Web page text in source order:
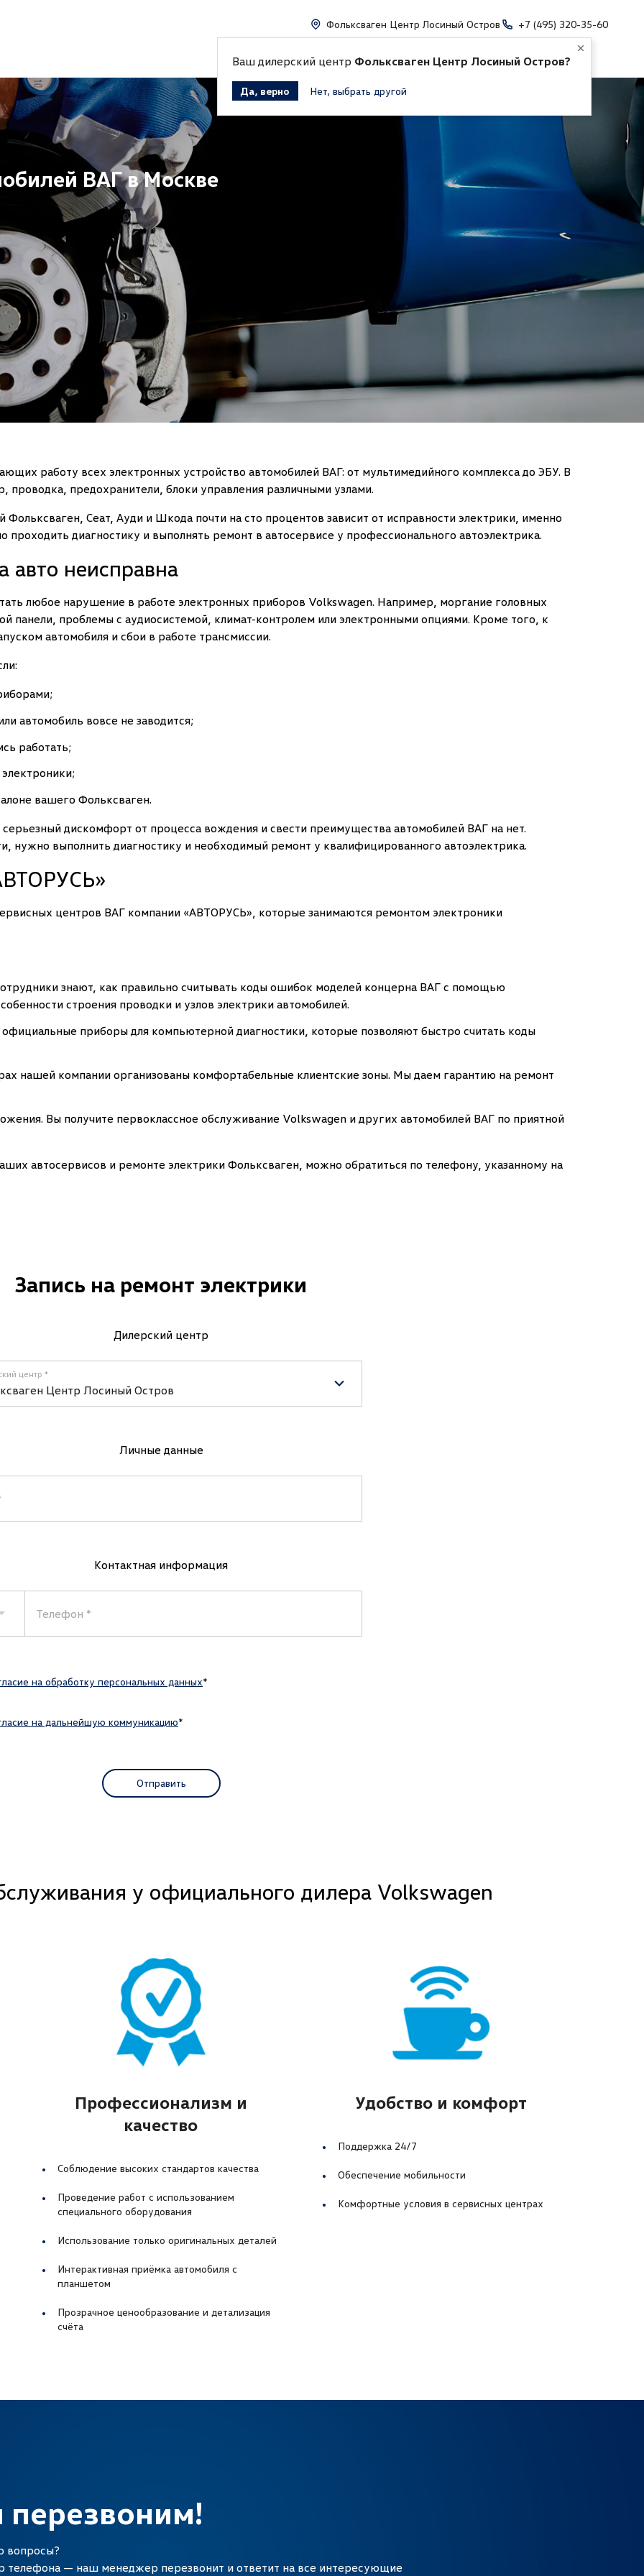
Фольксваген Центр Лосиный Остров +7 (495) 320-35-60
ВАГ в Москве
работу всех электронных устройство автомобилей ВАГ: от мультимедийного комплекса до ЭБУ. В
проводка, предохранители, блоки управления различными узлами.
Сеат, Ауди и Шкода почти на сто процентов зависит от исправности электрики, именно
диагностику и выполнять ремонт в автосервисе у профессионального автоэлектрика.
авто неисправна
любое нарушение в работе электронных приборов Volkswagen. Например, моргание головных
панели, проблемы с аудиосистемой, климат-контролем или электронными опциями. Кроме того, к
автомобиля и сбои в работе трансмиссии.
автомобиль вовсе не заводится;
работать;
вашего Фольксваген.
дискомфорт от процесса вождения и свести преимущества автомобилей ВАГ на нет.
нужно выполнить диагностику и необходимый ремонт у квалифицированного автоэлектрика.
центров ВАГ компании «АВТОРУСЬ», которые занимаются ремонтом электроники
знают, как правильно считывать коды ошибок моделей концерна ВАГ с помощью
строения проводки и узлов электрики автомобилей.
приборы для компьютерной диагностики, которые позволяют быстро считать коды
нашей компании организованы комфортабельные клиентские зоны. Мы даем гарантию на ремонт
Вы получите первоклассное обслуживание Volkswagen и других автомобилей ВАГ по приятной
автосервисов и ремонте электрики Фольксваген, можно обратиться по телефону, указанному на
Запись на ремонт электрики
Дилерский центр
Центр Лосиный Остров
центр
Личные данные
Контактная информация
Телефон
на обработку персональных данных
на дальнейшую коммуникацию
Отправить
у официального дилера Volkswagen
Профессионализм и
качество
Соблюдение высоких стандартов качества
Проведение работ с использованием
специального оборудования
Использование только оригинальных деталей
Интерактивная приёмка автомобиля с
планшетом
Прозрачное ценообразование и детализация
счёта
Удобство и комфорт
Поддержка 24/7
Обеспечение мобильности
Комфортные условия в сервисных центрах
вопросы?
телефона — наш менеджер перезвонит и ответит на все интересующие
Ваш дилерский центр Фольксваген Центр Лосиный Остров?
Да, верно Нет, выбрать другой